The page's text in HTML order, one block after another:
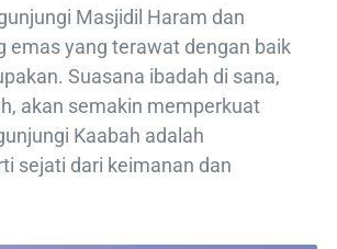
Masjidil Haram dan
emas yang terawat dengan baik
Suasana ibadah di sana,
akan semakin memperkuat
Kaabah adalah
sejati dari keimanan dan